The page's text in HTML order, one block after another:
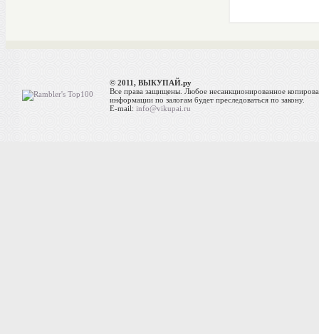
© 2011, ВЫКУПАЙ.ру
Все права защищены. Любое несанкционированное
информации по залогам будет преследоваться по закону.
E-mail:info@vikupai.ru